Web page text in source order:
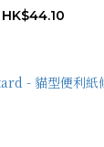
HK$44.10